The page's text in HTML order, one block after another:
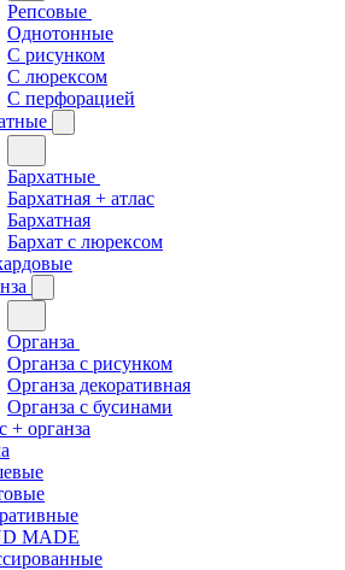
Репсовые
Однотонные
С рисунком
С люрексом
С перфорацией
Бархатные
Бархатная + атлас
Бархатная
Бархат с люрексом
Органза
Органза с рисунком
Органза декоративная
Органза с бусинами
+ органза
MADE